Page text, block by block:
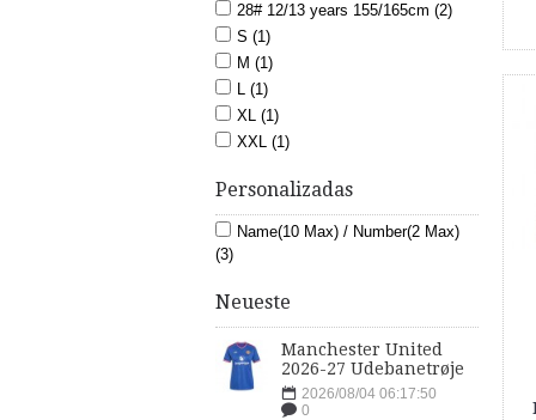
28# 12/13 years 155/165cm (2)
S (1)
M (1)
L (1)
XL (1)
XXL (1)
Personalizadas
Name(10 Max) / Number(2 Max)
(3)
Neueste
Manchester United
2026-27 Udebanetrøje
2026/08/04 06:17:50
0